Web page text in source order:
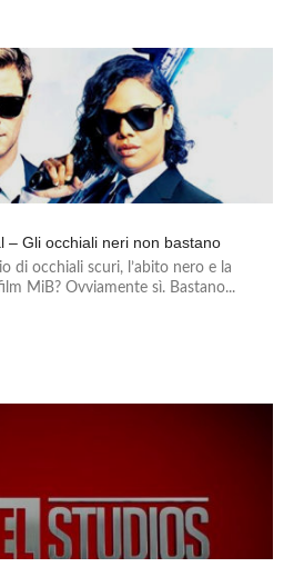
– Gli occhiali neri non bastano
di occhiali scuri, l’abito nero e la
MiB? Ovviamente sì. Bastano...